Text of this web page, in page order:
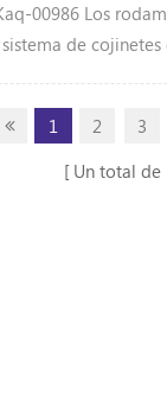
00986 Los
de
XKaq-00986
paraR110-7,
R140LC9S,
1 2 3
Un total de